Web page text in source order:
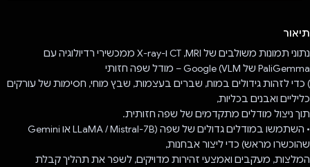
תיאור
נתוני תמונות משולבים של MRI,‏ CT ו-X-ray ממכשירי רדיולוגיה עם
PaliGemma של Google (VLM – מודל שפה חזותי
) כדי לזהות גידולים במוח, שברים בעצמות, שבץ מוחי, חסימות של עורקים
כליליים ואבנים בכליות,
תוך ניצול מודלים מתקדמים של שפה חזותית.
• השתמשו במודלים גדולים של שפה (Mistral-7B‏ / LLaMA או Gemini
שהוכשרו מראש) כדי ליצור אבחנות,
המלצות, מעקבים ואמצעי זהירות מדויקים, לשפר את תהליך קבלת